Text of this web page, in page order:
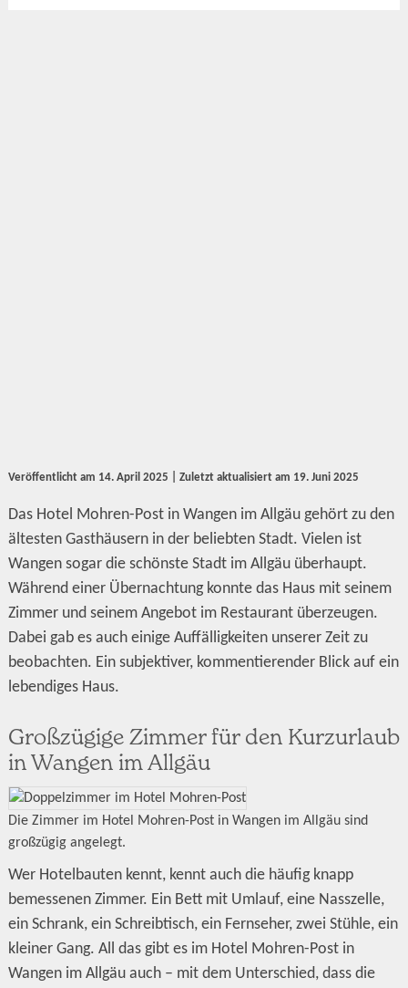
Veröffentlicht am 14. April 2025 | Zuletzt aktualisiert am 19. Juni 2025
Das Hotel Mohren-Post in Wangen im Allgäu gehört zu den
ältesten Gasthäusern in der beliebten Stadt. Vielen ist
Wangen sogar die schönste Stadt im Allgäu überhaupt.
Während einer Übernachtung konnte das Haus mit seinem
Zimmer und seinem Angebot im Restaurant überzeugen.
Dabei gab es auch einige Auffälligkeiten unserer Zeit zu
beobachten. Ein subjektiver, kommentierender Blick auf ein
lebendiges Haus.
Großzügige Zimmer für den Kurzurlaub
in Wangen im Allgäu
Die Zimmer im Hotel Mohren-Post in Wangen im Allgäu sind
großzügig angelegt.
Wer Hotelbauten kennt, kennt auch die häufig knapp
bemessenen Zimmer. Ein Bett mit Umlauf, eine Nasszelle,
ein Schrank, ein Schreibtisch, ein Fernseher, zwei Stühle, ein
kleiner Gang. All das gibt es im Hotel Mohren-Post in
Wangen im Allgäu auch – mit dem Unterschied, dass die